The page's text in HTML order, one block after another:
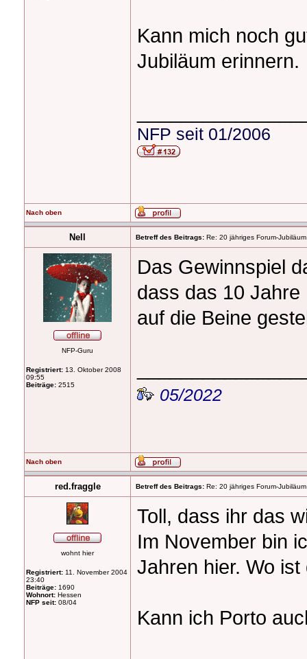
Kann mich noch
Jubiläum erinnern.
NFP seit 01/2006
Nach oben
Nell Betreff des Beitrags: Re: 20 jähriges Forum-
NFP-Guru
Registriert: 13. Oktober 2008
09:55
Beiträge: 2515
Das Gewinnspiel
dass das 10
auf die Beine
05/2022
Nach oben
red.fraggle Betreff des Beitrags: Re: 20 jähriges Forum-
wohnt hier
Registriert: 11. November 2004
23:40
Beiträge: 1690
Wohnort: Hessen
NFP seit: 08/04
Toll, dass ihr das
Im November bin
Jahren hier. Wo
Kann ich Porto